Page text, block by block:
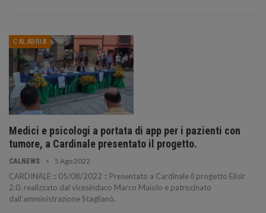
CALABRIA
Medici e psicologi a portata di app per i pazienti con
tumore, a Cardinale presentato il progetto.
CALNEWS 5 Ago 2022
CARDINALE :: 05/08/2022 :: Presentato a Cardinale il progetto Elisir
2.0. realizzato dal vicesindaco Marco Maiolo e patrocinato
dall’amministrazione Staglianò.